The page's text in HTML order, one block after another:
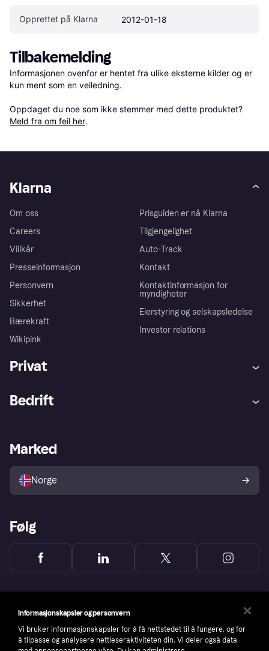
Opprettet på Klarna 2012-01-18
Tilbakemelding
Informasjonen ovenfor er hentet fra ulike eksterne kilder og er
kun ment som en veiledning.
Oppdaget du noe som ikke stemmer med dette produktet?
Meld fra om feil her.
Klarna
Om oss
Careers
Villkår
Presseinformasjon
Personvern
Sikkerhet
Bærekraft
Wikipink
Prisguiden er nå Klarna
Tilgjengelighet
Auto-Track
Kontakt
Kontaktinformasjon for
myndigheter
Eierstyring og selskapsledelse
Investor relations
Privat
Utforsk butikker
Bedrift
Merchant portal
Marked
Norge
Følg
Informasjonskapsler og personvern
Vi bruker informasjonskapsler for å få nettstedet til å fungere, og for
å tilpasse og analysere nettleseraktiviteten din. Vi deler også data